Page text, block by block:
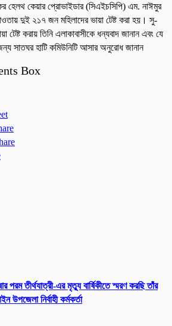
হেলথ কেয়ার প্রোভাইডার (সিএইচসিপি) এম. নাঈমুর
দুই ২১৭ জন মহিলাদের ভায়া টেষ্ট করা হয়। সু-
টেষ্ট করায় তিনি এলাকাবাসীকে ধন্যবাদ জানান এবং যে
সাতঘর হাটি কমিউনিটি আসার অনুরোধ জানান
Box
পরম তীর্থযাত্রী-এর মৃত্যু বার্ষিকীতে স্মরণ করছি তাঁর
উপজেলা নির্বাহী কর্মকর্তা